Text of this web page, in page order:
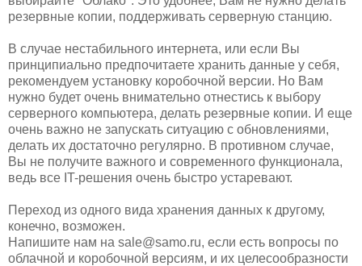
резервные копии, поддерживать серверную станцию.
В случае нестабильного интернета, или если Вы
принципиально предпочитаете хранить данные у себя,
рекомендуем установку коробочной версии. Но Вам
нужно будет очень внимательно отнестись к выбору
серверного компьютера, делать резервные копии. И еще
очень важно не запускать ситуацию с обновлениями,
делать их достаточно регулярно. В противном случае,
Вы не получите важного и современного функционала,
ведь все IT-решения очень быстро устаревают.
Переход из одного вида хранения данных к другому,
конечно, возможен.
Напишите нам на sale@samo.ru, если есть вопросы по
облачной и коробочной версиям, и их целесообразности